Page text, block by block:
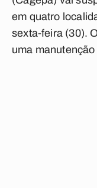
em quatro
sexta-feira (30).
uma